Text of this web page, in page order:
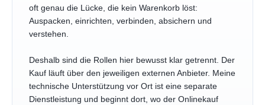
oft genau die Lücke, die kein Warenkorb löst:
Auspacken, einrichten, verbinden, absichern und
verstehen.
Deshalb sind die Rollen hier bewusst klar getrennt. Der
Kauf läuft über den jeweiligen externen Anbieter. Meine
technische Unterstützung vor Ort ist eine separate
Dienstleistung und beginnt dort, wo der Onlinekauf